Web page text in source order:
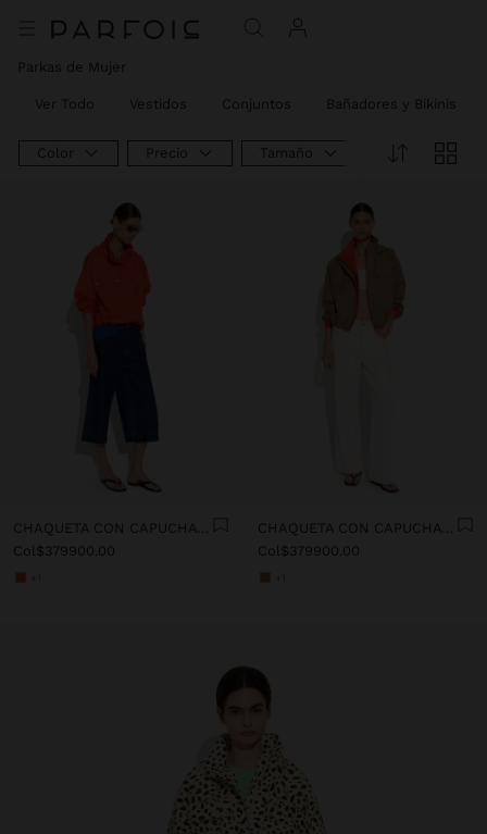
Parkas de Mujer
Ver Todo Vestidos Conjuntos Bañadores y Bikinis
Color Precio Tamaño
CHAQUETA CON CAPUCHA 100% ALGODÓN
Col$379900.00
CHAQUETA CON CAPUCHA 100% ALGODÓN
Col$379900.00